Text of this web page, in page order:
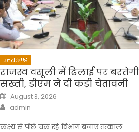
उत्तराखण्ड
राजस्व वसूली में ढिलाई पर बरतेगी
सख्ती, डीएम ने दी कड़ी चेतावनी
Posted
on
August 3, 2026
Author
admin
लक्ष्य से पीछे चल रहे विभाग बनाएं तत्काल